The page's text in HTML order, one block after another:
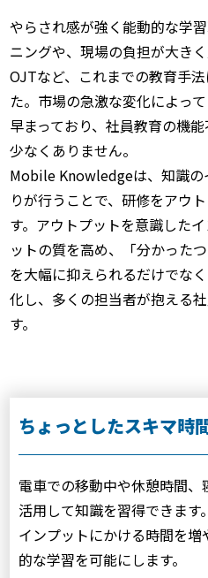
やらされ感が強く能動的な学
ニングや、現場の負担が大き
OJTなど、これまでの教育手
た。市場の急激な変化によっ
早まっており、社員教育の機
少なくありません。
Mobile Knowledgeは、知識の
りが行うことで、研修をアウ
す。アウトプットを意識した
ットの質を高め、「分かった
を大幅に抑えられるだけでな
化し、多くの担当者が抱える
す。
ちょっとしたスキマ時
電車での移動中や休憩時間
活用して知識を習得できます
インプットにかける時間を
的な学習を可能にします。